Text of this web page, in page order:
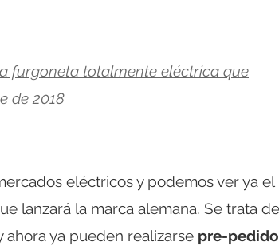
furgoneta totalmente eléctrica que
de 2018
eléctricos y podemos ver ya el
lanzará la marca alemana. Se trata
ya pueden realizarse pre-